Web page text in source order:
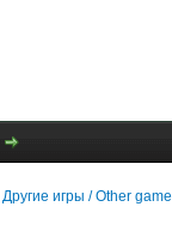
Другие игры / Other